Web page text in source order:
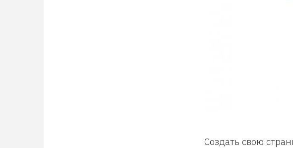
Создать свою